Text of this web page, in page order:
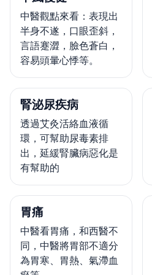
中醫觀點來看：表現出
半身不遂，口眼歪斜，
言語蹇澀，臉色蒼白，
容易頭暈心悸等。
腎泌尿疾病
透過艾灸活絡血液循
環，可幫助尿毒素排
出，延緩腎臟病惡化是
有幫助的
胃痛
中醫看胃痛，和西醫不
同，中醫將胃部不適分
為胃寒、胃熱、氣滯血